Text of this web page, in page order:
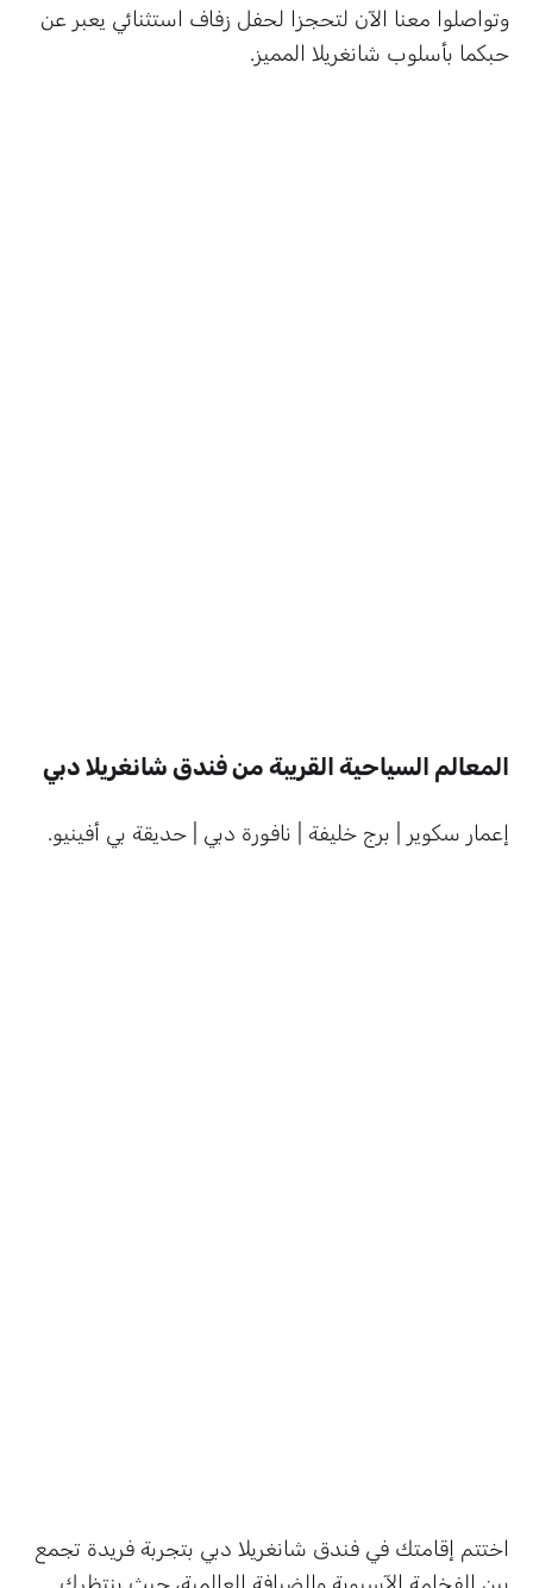
وتواصلوا معنا الآن لتحجزا لحفل زفاف استثنائي يعبر عن
حبكما بأسلوب شانغريلا المميز.
المعالم السياحية القريبة من فندق شانغريلا دبي
إعمار سكوير | برج خليفة | نافورة دبي | حديقة بي أفينيو.
اختتم إقامتك في فندق شانغريلا دبي بتجربة فريدة تجمع